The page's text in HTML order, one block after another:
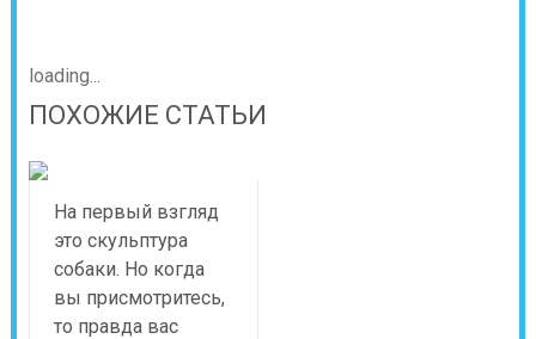
loading...
ПОХОЖИЕ СТАТЬИ
На первый взгляд
это скульптура
собаки. Но когда
вы присмотритесь,
то правда вас